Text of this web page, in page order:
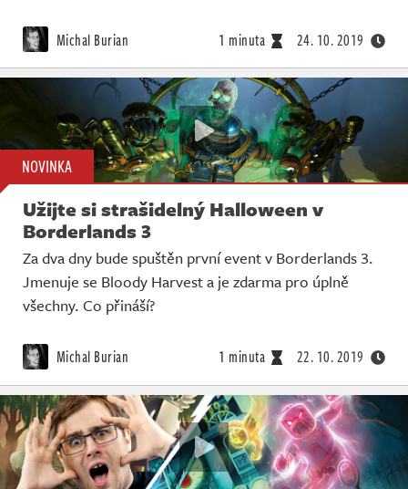
Michal Burian 1 minuta 24. 10. 2019
NOVINKA
Užijte si strašidelný Halloween v
Borderlands 3
Za dva dny bude spuštěn první event v Borderlands 3.
Jmenuje se Bloody Harvest a je zdarma pro úplně
všechny. Co přináší?
Michal Burian 1 minuta 22. 10. 2019